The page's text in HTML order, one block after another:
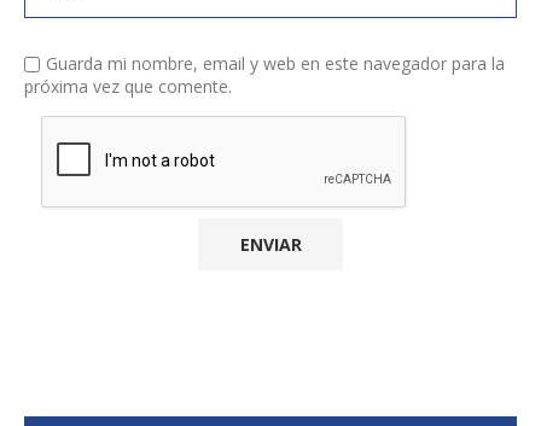
Guarda mi nombre, email y web en este navegador para la
próxima vez que comente.